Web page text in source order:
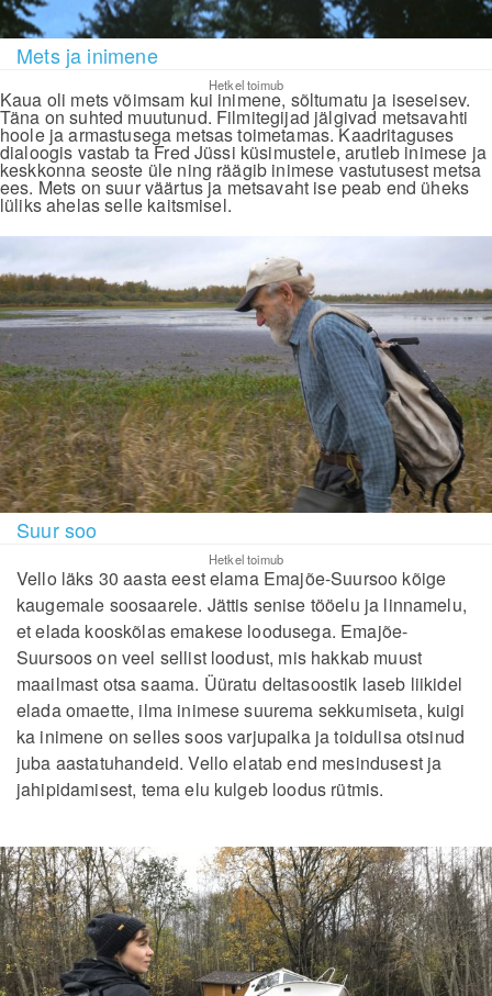
Mets ja inimene
Hetkel toimub
Kaua oli mets võimsam kui inimene, sõltumatu ja iseseisev.
Täna on suhted muutunud. Filmitegijad jälgivad metsavahti
hoole ja armastusega metsas toimetamas. Kaadritaguses
dialoogis vastab ta Fred Jüssi küsimustele, arutleb inimese ja
keskkonna seoste üle ning räägib inimese vastutusest metsa
ees. Mets on suur väärtus ja metsavaht ise peab end üheks
lüliks ahelas selle kaitsmisel.
Suur soo
Hetkel toimub
Vello läks 30 aasta eest elama Emajõe-Suursoo kõige
kaugemale soosaarele. Jättis senise tööelu ja linnamelu,
et elada kooskõlas emakese loodusega. Emajõe-
Suursoos on veel sellist loodust, mis hakkab muust
maailmast otsa saama. Üüratu deltasoostik laseb liikidel
elada omaette, ilma inimese suurema sekkumiseta, kuigi
ka inimene on selles soos varjupaika ja toidulisa otsinud
juba aastatuhandeid. Vello elatab end mesindusest ja
jahipidamisest, tema elu kulgeb loodus rütmis.